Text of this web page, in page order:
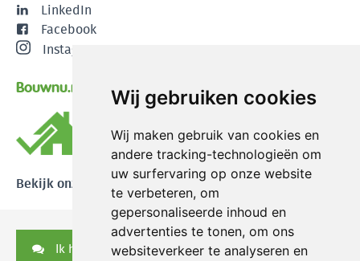
Wij gebruiken cookies
Wij maken gebruik van cookies en
andere tracking-technologieën om
uw surfervaring op onze website
te verbeteren, om
gepersonaliseerde inhoud en
advertenties te tonen, om ons
websiteverkeer te analyseren en
LinkedIn
Facebook
Instagram
Bouwnu.nl
Bekijk onze reviews
Ik heb een vraag